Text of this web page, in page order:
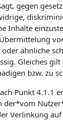
gegen
Inhalte
ähnliche
Gleiches
bzw. zu
Punkt 4.1.1
der*vom
Verlinkung